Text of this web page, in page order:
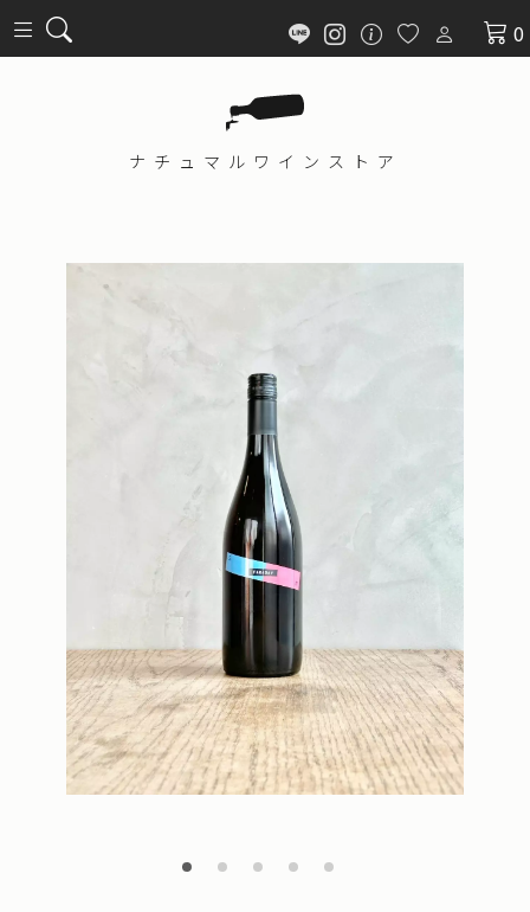
0
ナチュマル ワインストア